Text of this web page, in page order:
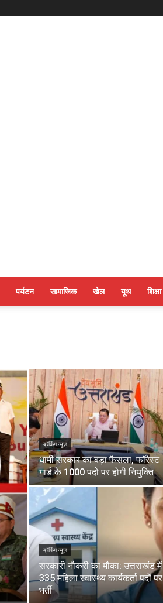
पर्यटन सामाजिक खेल यूथ शिक्षा
ब्रेकिंग न्यूज़
धामी सरकार का बड़ा फैसला, फॉरेस्ट
गार्ड के 1000 पदों पर होगी नियुक्ति
ब्रेकिंग न्यूज़
सरकारी नौकरी का मौका: उत्तराखंड में
335 महिला स्वास्थ्य कार्यकर्ता पदों पर
भर्ती